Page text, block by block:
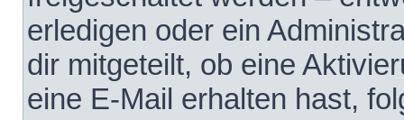
erledigen oder ein
dir mitgeteilt, ob eine
eine E-Mail erhalten hast,